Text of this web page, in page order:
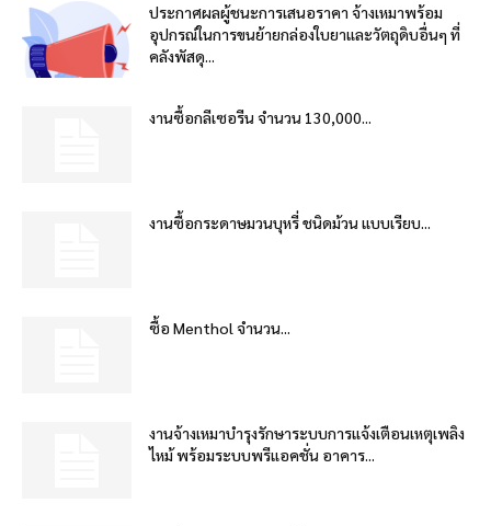
ประกาศผลผู้ชนะการเสนอราคา จ้างเหมาพร้อม
อุปกรณ์ในการขนย้ายกล่องใบยาและวัตถุดิบอื่นๆ ที่
คลังพัสดุ...
งานซื้อกลีเซอรีน จำนวน 130,000...
งานซื้อกระดาษมวนบุหรี่ ชนิดม้วน แบบเรียบ...
ซื้อ Menthol จำนวน...
งานจ้างเหมาบำรุงรักษาระบบการแจ้งเตือนเหตุเพลิง
ไหม้ พร้อมระบบพรีแอคชั่น อาคาร...